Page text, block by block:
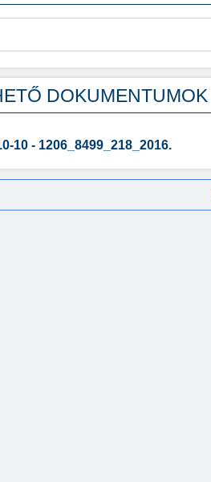
DOKUMENTUMOK
10 - 1206_8499_218_2016.